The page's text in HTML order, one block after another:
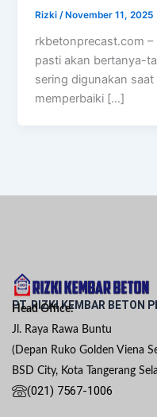
Rizki/November 11, 2025
rkbetonprecast.com –
pasti akan bertanya-
sering digunakan
memperbaiki […]
PT. RIZKI KEMBAR BETON
Head Office:
Jl. Raya Rawa Buntu
(Depan Ruko Golden Viena
BSD City, Kota Tangerang
(021) 7567-1006